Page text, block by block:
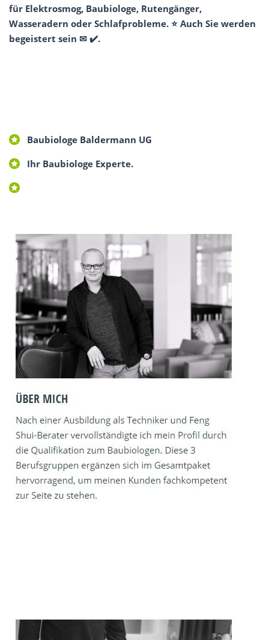
für Elektrosmog, Baubiologe, Rutengänger,
Wasseradern oder Schlafprobleme. ⭐ Auch Sie werden
begeistert sein ✉ ✔️.
Baubiologe Baldermann UG
Ihr Baubiologe Experte.